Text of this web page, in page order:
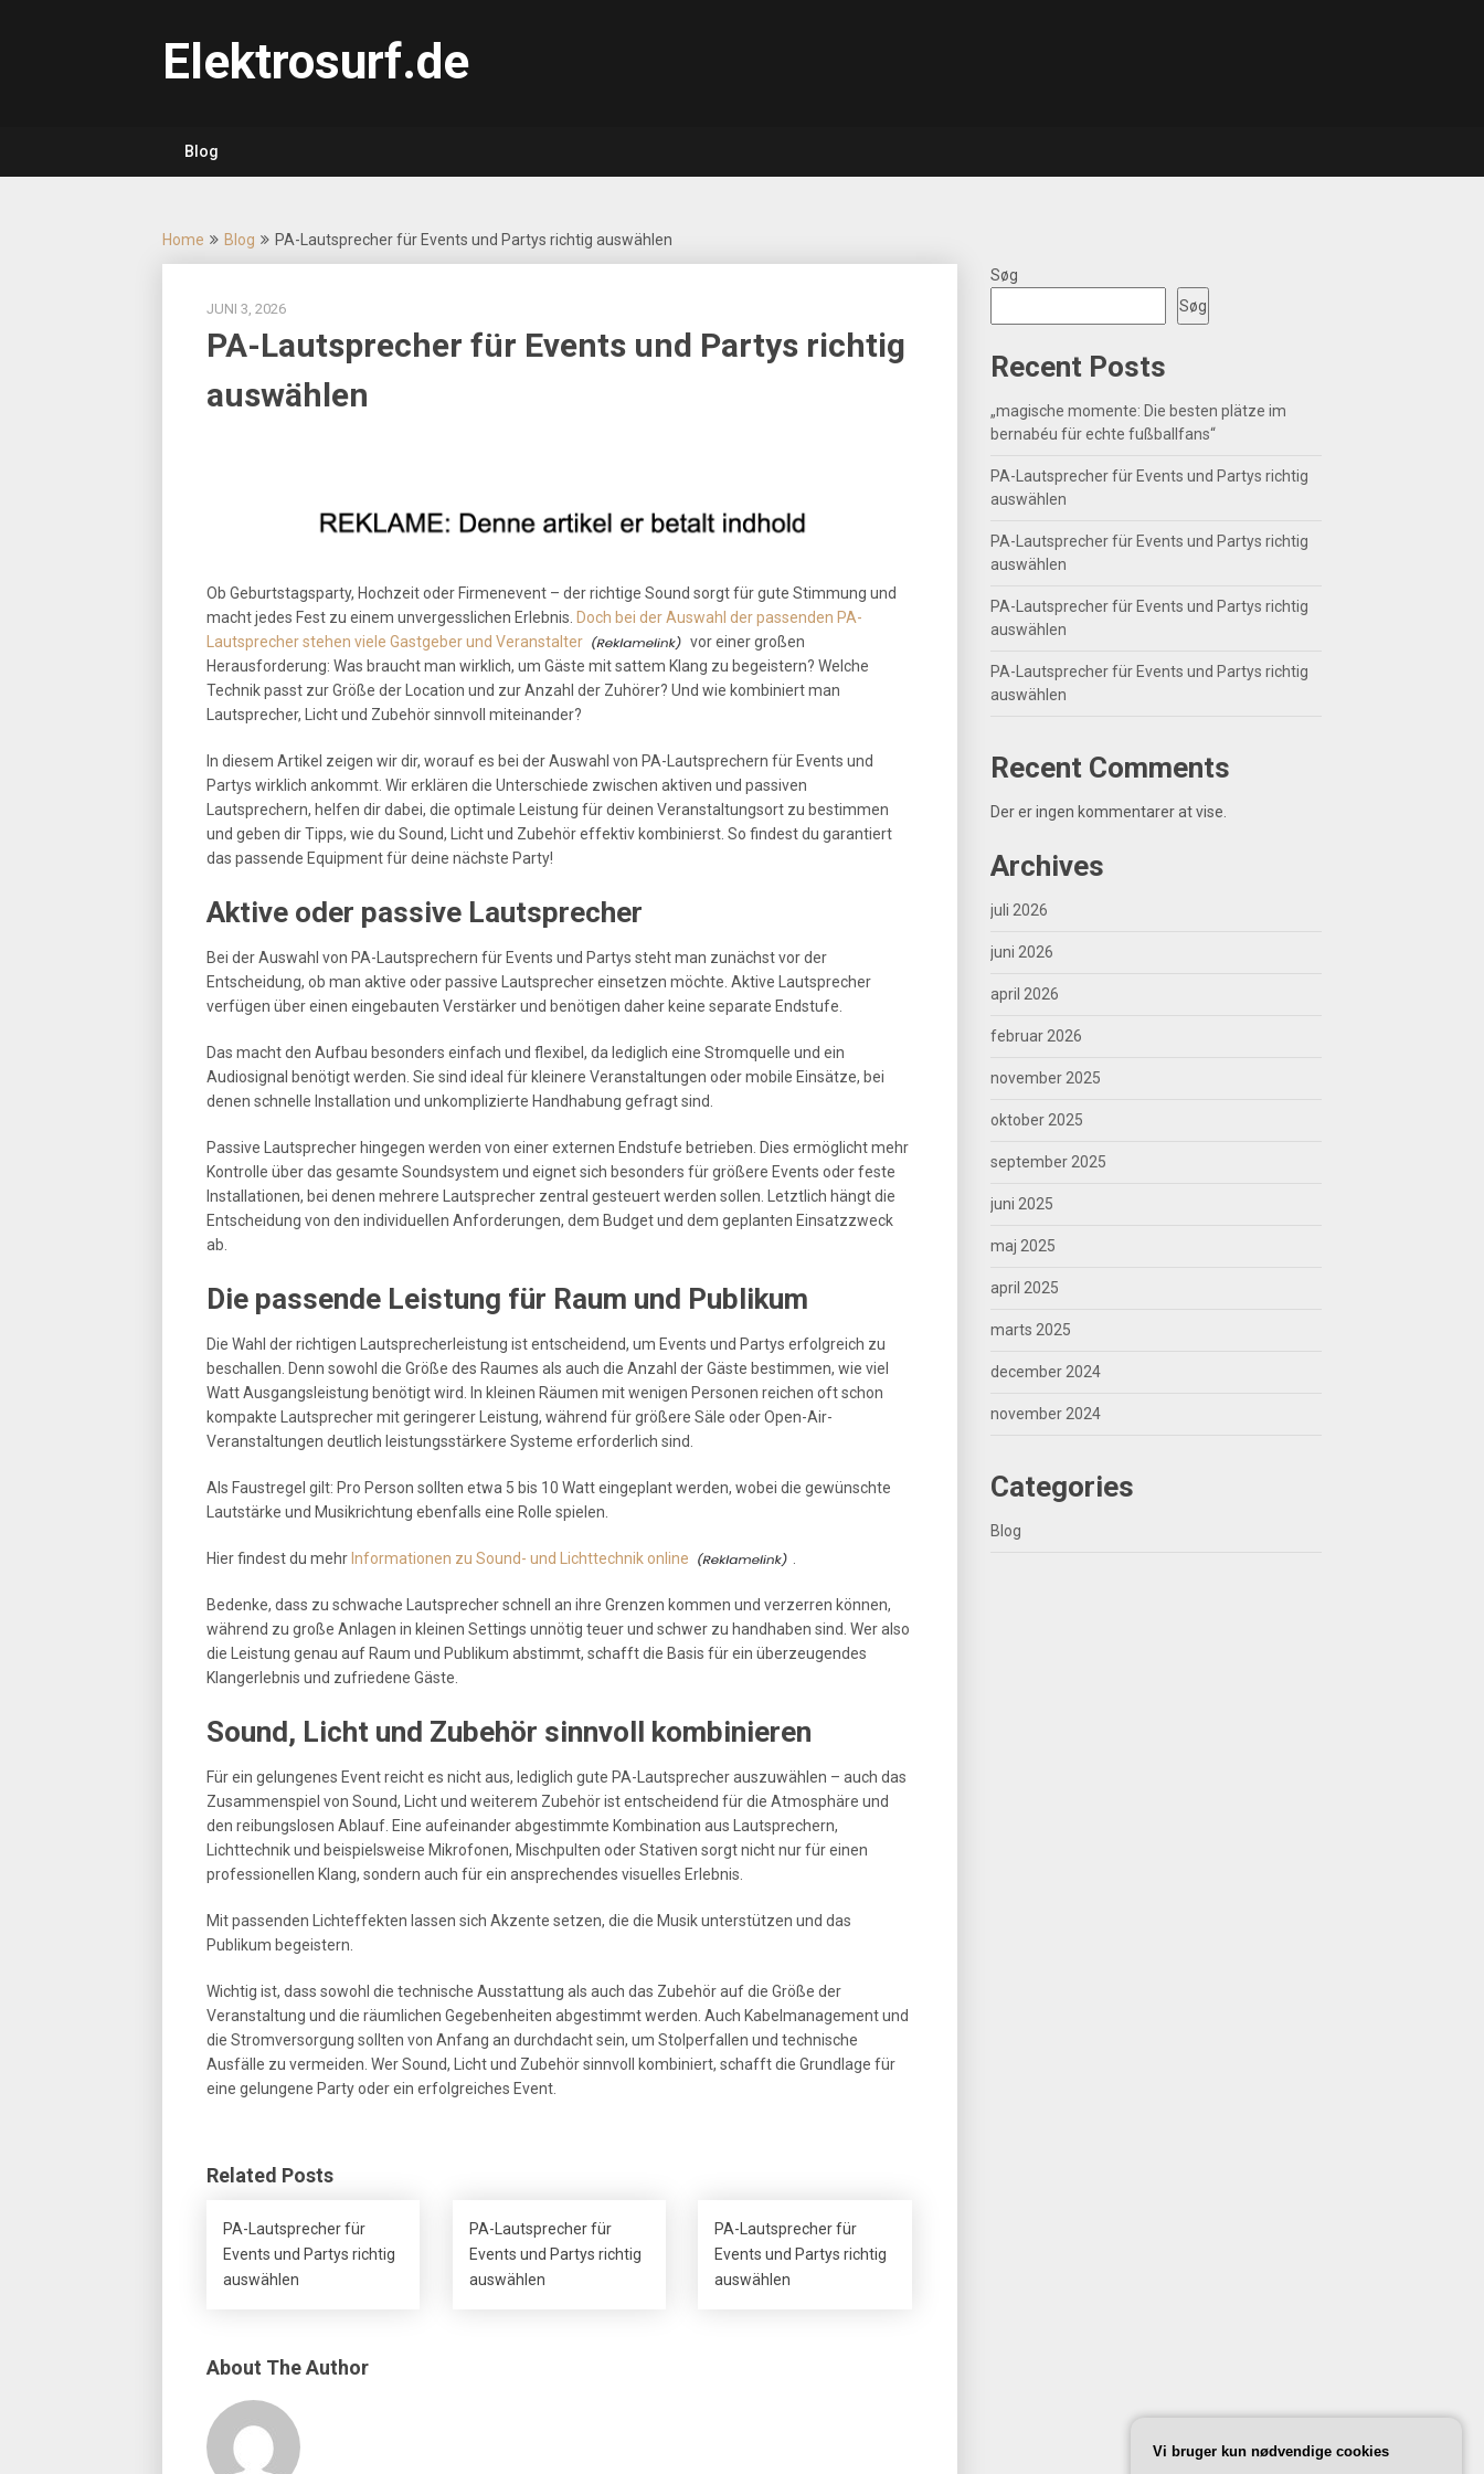
Elektrosurf.de
Blog
Home Blog PA-Lautsprecher für Events und Partys richtig auswählen
JUNI 3, 2026
PA-Lautsprecher für Events und Partys richtig
auswählen
Ob Geburtstagsparty, Hochzeit oder Firmenevent – der richtige Sound sorgt für gute Stimmung und
macht jedes Fest zu einem unvergesslichen Erlebnis. Doch bei der Auswahl der passenden PA-
Lautsprecher stehen viele Gastgeber und Veranstalter
vor einer großen
Herausforderung: Was braucht man wirklich, um Gäste mit sattem Klang zu begeistern? Welche
Technik passt zur Größe der Location und zur Anzahl der Zuhörer? Und wie kombiniert man
Lautsprecher, Licht und Zubehör sinnvoll miteinander?
In diesem Artikel zeigen wir dir, worauf es bei der Auswahl von PA-Lautsprechern für Events und
Partys wirklich ankommt. Wir erklären die Unterschiede zwischen aktiven und passiven
Lautsprechern, helfen dir dabei, die optimale Leistung für deinen Veranstaltungsort zu bestimmen
und geben dir Tipps, wie du Sound, Licht und Zubehör effektiv kombinierst. So findest du garantiert
das passende Equipment für deine nächste Party!
Aktive oder passive Lautsprecher
Bei der Auswahl von PA-Lautsprechern für Events und Partys steht man zunächst vor der
Entscheidung, ob man aktive oder passive Lautsprecher einsetzen möchte. Aktive Lautsprecher
verfügen über einen eingebauten Verstärker und benötigen daher keine separate Endstufe.
Das macht den Aufbau besonders einfach und flexibel, da lediglich eine Stromquelle und ein
Audiosignal benötigt werden. Sie sind ideal für kleinere Veranstaltungen oder mobile Einsätze, bei
denen schnelle Installation und unkomplizierte Handhabung gefragt sind.
Passive Lautsprecher hingegen werden von einer externen Endstufe betrieben. Dies ermöglicht mehr
Kontrolle über das gesamte Soundsystem und eignet sich besonders für größere Events oder feste
Installationen, bei denen mehrere Lautsprecher zentral gesteuert werden sollen. Letztlich hängt die
Entscheidung von den individuellen Anforderungen, dem Budget und dem geplanten Einsatzzweck
ab.
Die passende Leistung für Raum und Publikum
Die Wahl der richtigen Lautsprecherleistung ist entscheidend, um Events und Partys erfolgreich zu
beschallen. Denn sowohl die Größe des Raumes als auch die Anzahl der Gäste bestimmen, wie viel
Watt Ausgangsleistung benötigt wird. In kleinen Räumen mit wenigen Personen reichen oft schon
kompakte Lautsprecher mit geringerer Leistung, während für größere Säle oder Open-Air-
Veranstaltungen deutlich leistungsstärkere Systeme erforderlich sind.
Als Faustregel gilt: Pro Person sollten etwa 5 bis 10 Watt eingeplant werden, wobei die gewünschte
Lautstärke und Musikrichtung ebenfalls eine Rolle spielen.
Hier findest du mehr Informationen zu Sound- und Lichttechnik online
Bedenke, dass zu schwache Lautsprecher schnell an ihre Grenzen kommen und verzerren können,
während zu große Anlagen in kleinen Settings unnötig teuer und schwer zu handhaben sind. Wer also
die Leistung genau auf Raum und Publikum abstimmt, schafft die Basis für ein überzeugendes
Klangerlebnis und zufriedene Gäste.
Sound, Licht und Zubehör sinnvoll kombinieren
Für ein gelungenes Event reicht es nicht aus, lediglich gute PA-Lautsprecher auszuwählen – auch das
Zusammenspiel von Sound, Licht und weiterem Zubehör ist entscheidend für die Atmosphäre und
den reibungslosen Ablauf. Eine aufeinander abgestimmte Kombination aus Lautsprechern,
Lichttechnik und beispielsweise Mikrofonen, Mischpulten oder Stativen sorgt nicht nur für einen
professionellen Klang, sondern auch für ein ansprechendes visuelles Erlebnis.
Mit passenden Lichteffekten lassen sich Akzente setzen, die die Musik unterstützen und das
Publikum begeistern.
Wichtig ist, dass sowohl die technische Ausstattung als auch das Zubehör auf die Größe der
Veranstaltung und die räumlichen Gegebenheiten abgestimmt werden. Auch Kabelmanagement und
die Stromversorgung sollten von Anfang an durchdacht sein, um Stolperfallen und technische
Ausfälle zu vermeiden. Wer Sound, Licht und Zubehör sinnvoll kombiniert, schafft die Grundlage für
eine gelungene Party oder ein erfolgreiches Event.
Related Posts
PA-Lautsprecher für
Events und Partys richtig
auswählen
PA-Lautsprecher für
Events und Partys richtig
auswählen
PA-Lautsprecher für
Events und Partys richtig
auswählen
About The Author
Søg
Søg
Recent Posts
„magische momente: Die besten plätze im
bernabéu für echte fußballfans“
PA-Lautsprecher für Events und Partys richtig
auswählen
PA-Lautsprecher für Events und Partys richtig
auswählen
PA-Lautsprecher für Events und Partys richtig
auswählen
PA-Lautsprecher für Events und Partys richtig
auswählen
Recent Comments
Der er ingen kommentarer at vise.
Archives
juli 2026
juni 2026
april 2026
februar 2026
november 2025
oktober 2025
september 2025
juni 2025
maj 2025
april 2025
marts 2025
december 2024
november 2024
Categories
Blog
Vi bruger kun nødvendige cookies